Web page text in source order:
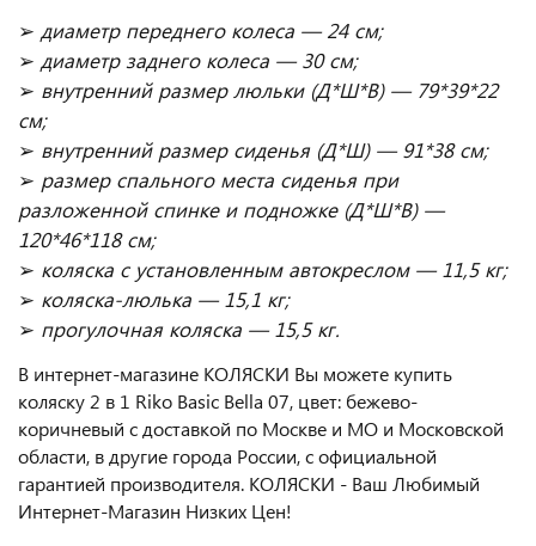
➢ диаметр переднего колеса — 24 см;
➢ диаметр заднего колеса — 30 см;
➢ внутренний размер люльки (Д*Ш*В) — 79*39*22
см;
➢ внутренний размер сиденья (Д*Ш) — 91*38 см;
➢ размер спального места сиденья при
разложенной спинке и подножке (Д*Ш*В) —
120*46*118 см;
➢ коляска с установленным автокреслом — 11,5 кг;
➢ коляска-люлька — 15,1 кг;
➢ прогулочная коляска — 15,5 кг.
В интернет-магазине КОЛЯСКИ Вы можете купить
коляску 2 в 1 Riko Basic Bella 07, цвет: бежево-
коричневый с доставкой по Москве и МО и Московской
области, в другие города России, с официальной
гарантией производителя. КОЛЯСКИ - Ваш Любимый
Интернет-Магазин Низких Цен!